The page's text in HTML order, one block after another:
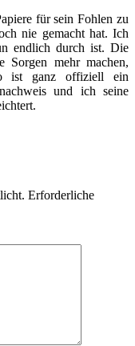
für sein Fohlen zu
nie gemacht hat. Ich
endlich durch ist. Die
mehr machen,
ist ganz offiziell ein
und ich seine
Erforderliche